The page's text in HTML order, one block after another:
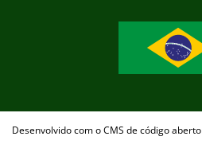
Desenvolvido com o CMS de código aberto